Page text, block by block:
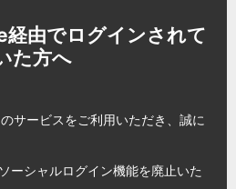
由でログインされて
た方へ
サービスをご利用いただき、誠に
ーシャルログイン機能を廃止いた